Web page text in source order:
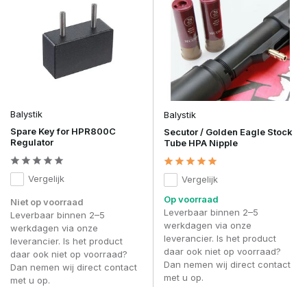
Balystik
Spare Key for HPR800C
Regulator
Vergelijk
Niet op voorraad
Leverbaar binnen 2–5
werkdagen via onze
leverancier. Is het product
daar ook niet op voorraad?
Dan nemen wij direct contact
met u op.
Balystik
Secutor / Golden Eagle Stock
Tube HPA Nipple
Vergelijk
Op voorraad
Leverbaar binnen 2–5
werkdagen via onze
leverancier. Is het product
daar ook niet op voorraad?
Dan nemen wij direct contact
met u op.